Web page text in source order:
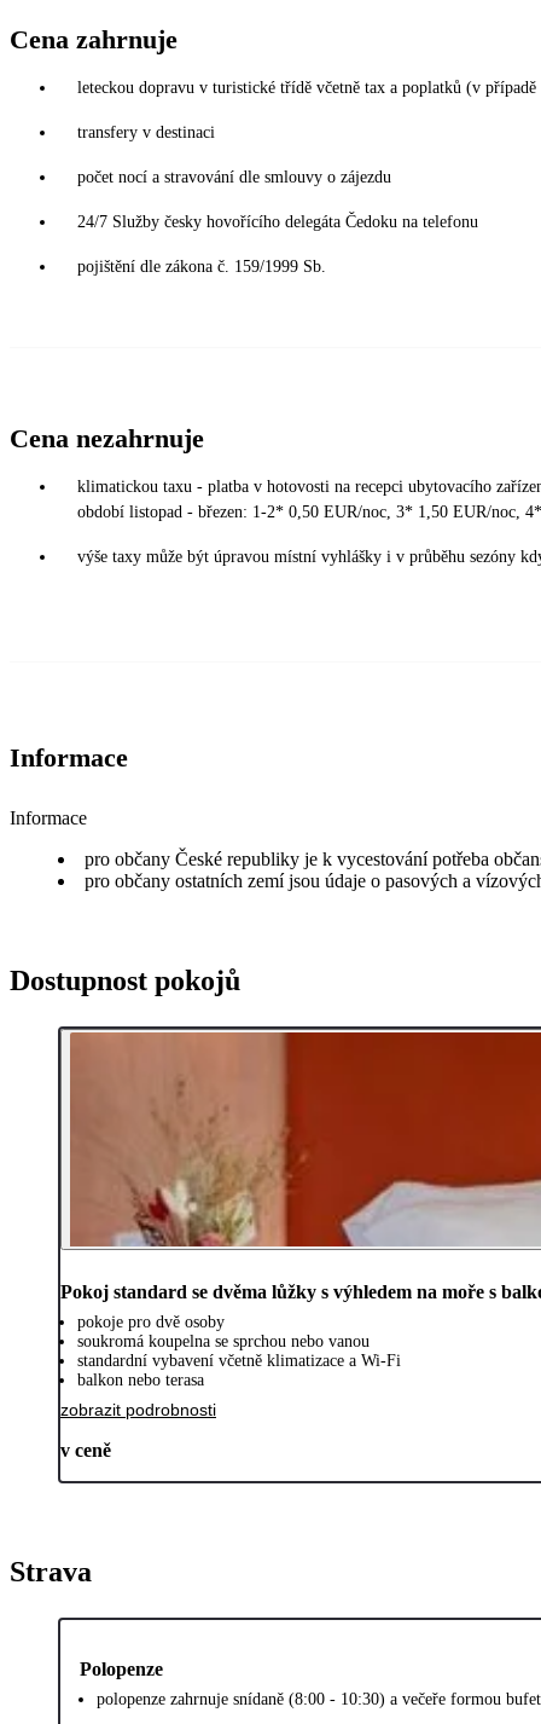
Cena zahrnuje
leteckou dopravu v turistické třídě včetně tax a poplatků (v případě
transfery v destinaci
počet nocí a stravování dle smlouvy o zájezdu
24/7 Služby česky hovořícího delegáta Čedoku na telefonu
pojištění dle zákona č. 159/1999 Sb.
Cena nezahrnuje
klimatickou taxu - platba v hotovosti na recepci ubytovacího
období listopad - březen: 1-2* 0,50 EUR/noc, 3* 1,50 EUR/noc,
výše taxy může být úpravou místní vyhlášky i v průběhu sezóny
Informace
Informace
pro občany České republiky je k vycestování potřeba
pro občany ostatních zemí jsou údaje o pasových a
Dostupnost pokojů
Pokoj standard se dvěma lůžky s výhledem na moře s
pokoje pro dvě osoby
soukromá koupelna se sprchou nebo vanou
standardní vybavení včetně klimatizace a Wi-Fi
balkon nebo terasa
zobrazit podrobnosti
v ceně
Strava
Polopenze
polopenze zahrnuje snídaně (8:00 - 10:30) a večeře formou